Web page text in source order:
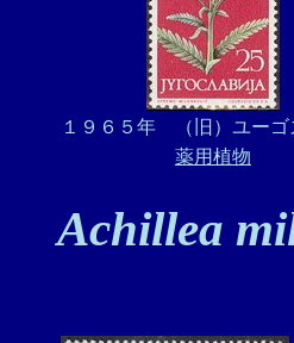
１９６５年 （旧）ユーゴ
薬用植物
Achillea